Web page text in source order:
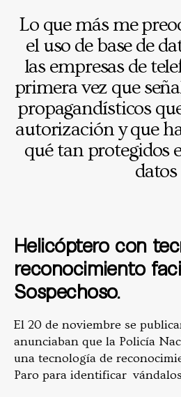
Lo que más me
el uso de base de
las empresas de
primera vez que
propagandísticos
autorización y que
qué tan protegidos
datos
Helicóptero con
reconocimiento
Sospechoso.
El 20 de noviembre se
anunciaban que la Policía
una tecnología de
Paro para identificar